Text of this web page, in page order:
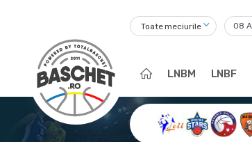
Toate meciurile
LNBM LNBF